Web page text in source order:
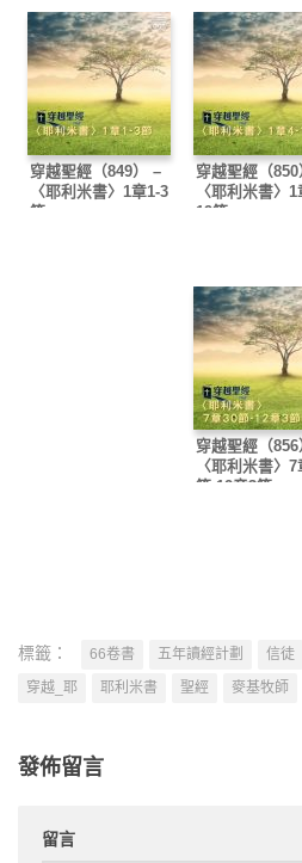
穿越聖經（849） –
〈耶利米書〉1章1-3
節
穿越聖經（850
〈耶利米書〉1
19節
穿越聖經（856
〈耶利米書〉7
節-12章3節
標籤： 66卷書 五年讀經計劃 信徒
穿越_耶
耶利米書 聖經 麥基牧師
發佈留言
留言